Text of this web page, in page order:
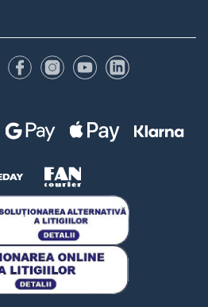
FacebookInstagram
YouTubeLinkedIn